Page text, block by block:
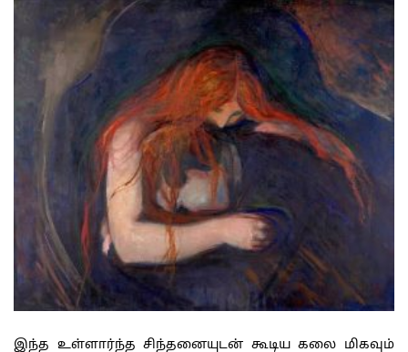
இந்த உள்ளார்ந்த சிந்தனையுடன் கூடிய கலை மிகவும்